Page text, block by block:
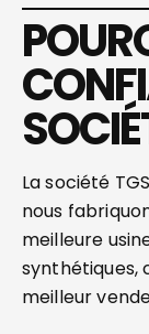
La société
nous
meilleure
synthétiques,
meilleur